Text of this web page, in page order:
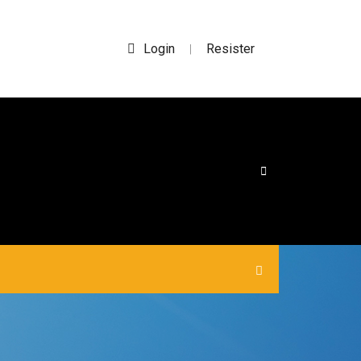
Login | Resister